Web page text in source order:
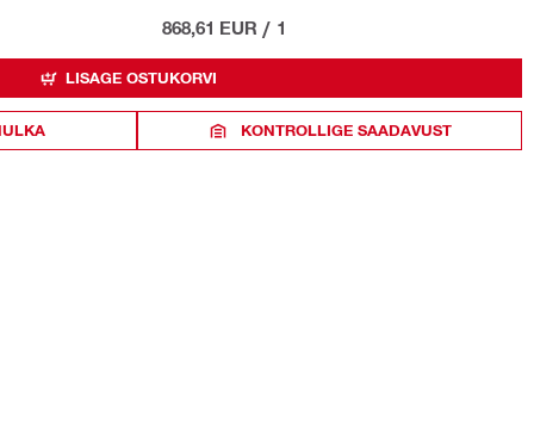
868,61 EUR / 1
LISAGE OSTUKORVI
KONTROLLIGE SAADAVUST